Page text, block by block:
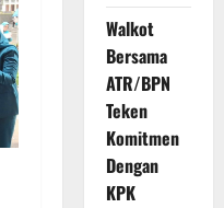
Walkot
Bersama
ATR/BPN
Teken
Komitmen
Dengan
KPK